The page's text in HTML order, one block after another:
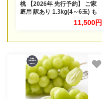
桃 【2026年 先行予約】 ご家
庭用 訳あり 1.3kg(4～6玉) も
も モモ 国産 岡山 白桃 フルー
ツ 果物 旬 岡山県 里庄町 送料
11,500円